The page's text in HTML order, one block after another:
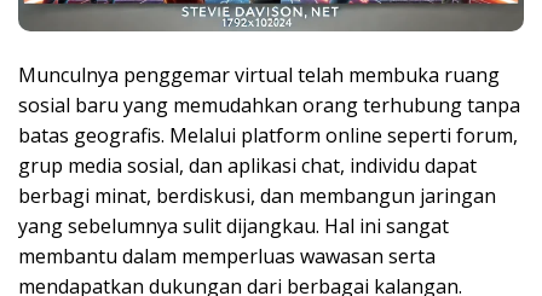
Munculnya penggemar virtual telah membuka ruang
sosial baru yang memudahkan orang terhubung tanpa
batas geografis. Melalui platform online seperti forum,
grup media sosial, dan aplikasi chat, individu dapat
berbagi minat, berdiskusi, dan membangun jaringan
yang sebelumnya sulit dijangkau. Hal ini sangat
membantu dalam memperluas wawasan serta
mendapatkan dukungan dari berbagai kalangan.